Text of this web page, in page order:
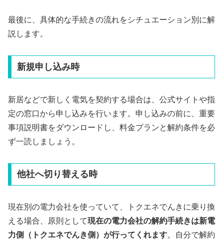
最後に、具体的な手続きの流れをシチュエーション別に解
説します。
新規申し込み時
新居などで新しく電気を契約する場合は、公式サイトや指
定の窓口から申し込みを行います。申し込みの前に、重要
事項説明書をダウンロードし、料金プランと解約条件を必
ず一読しましょう。
他社へ切り替える時
現在別の電力会社を使っていて、トクエネでんきに乗り換
える場合、原則として現在の電力会社の解約手続きは新電
力側（トクエネでんき側）が行ってくれます。自分で解約